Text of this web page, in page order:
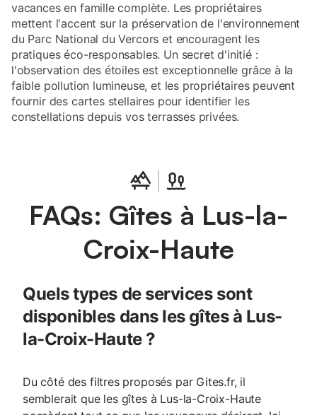
vacances en famille complète. Les propriétaires
mettent l'accent sur la préservation de l'environnement
du Parc National du Vercors et encouragent les
pratiques éco-responsables. Un secret d'initié :
l'observation des étoiles est exceptionnelle grâce à la
faible pollution lumineuse, et les propriétaires peuvent
fournir des cartes stellaires pour identifier les
constellations depuis vos terrasses privées.
FAQs: Gîtes à Lus-la-
Croix-Haute
Quels types de services sont
disponibles dans les gîtes à Lus-
la-Croix-Haute ?
Du côté des filtres proposés par Gites.fr, il
semblerait que les gîtes à Lus-la-Croix-Haute